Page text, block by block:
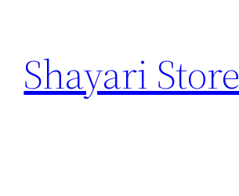
content
Shayari Store